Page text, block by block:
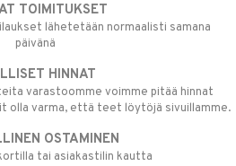
TOIMITUKSET
lähetetään normaalisti samana
päivänä
HINNAT
varastoomme voimme pitää hinnat
olla varma, että teet löytöjä sivuillamme.
OSTAMINEN
tai asiakastilin kautta